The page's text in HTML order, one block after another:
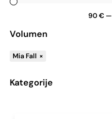
90 €—
Volumen
Mia Fall ×
Kategorije